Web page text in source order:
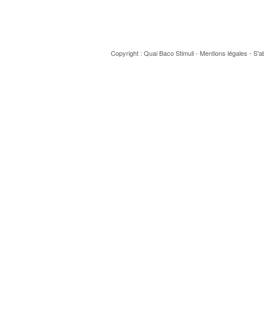
Copyright : Quai BacoStimuli- Mentions légales -